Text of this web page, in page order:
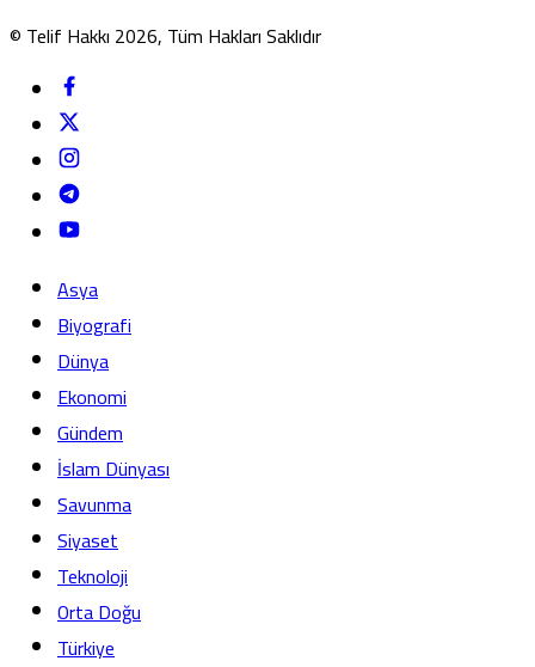
© Telif Hakkı 2026, Tüm Hakları Saklıdır
Asya
Biyografi
Dünya
Ekonomi
Gündem
İslam Dünyası
Savunma
Siyaset
Teknoloji
Orta Doğu
Türkiye